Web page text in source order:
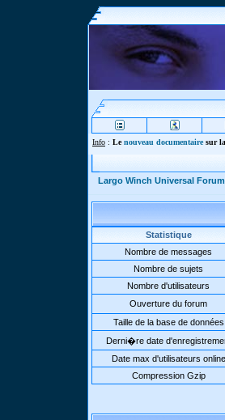
Info : Lenouveau documentairesur
Largo Winch Universal
Statistique
Nombre de messages
Nombre de sujets
Nombre d'utilisateurs
Ouverture du forum
Taille de la base de données
Derni�re date
Date max d'utilisateurs online
Compression Gzip